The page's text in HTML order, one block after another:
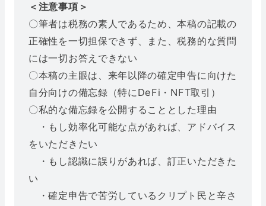
＜注意事項＞
〇筆者は税務の素人であるため、本稿の記載の
正確性を一切担保できず、また、税務的な質問
には一切お答えできない
〇本稿の主眼は、来年以降の確定申告に向けた
自分向けの備忘録（特にDeFi・NFT取引）
〇私的な備忘録を公開することとした理由
・もし効率化可能な点があれば、アドバイス
をいただきたい
・もし認識に誤りがあれば、訂正いただきた
い
・確定申告で苦労しているクリプト民と辛さ